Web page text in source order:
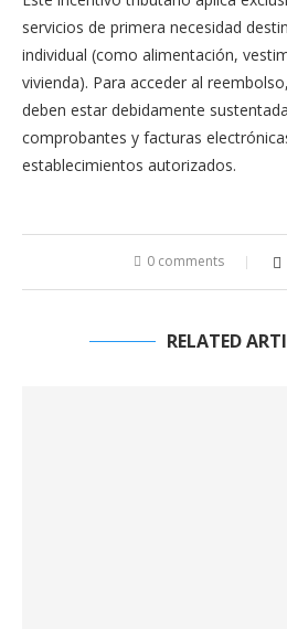
servicios de primera necesidad
individual (como alimentación,
vivienda). Para acceder al
deben estar debidamente
comprobantes y facturas
establecimientos autorizados.
0 comments
RELATED